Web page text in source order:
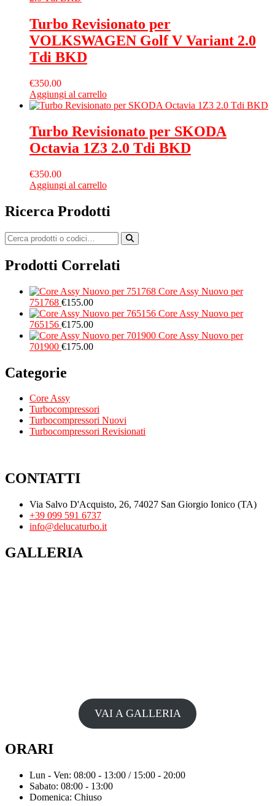
Turbo Revisionato per
VOLKSWAGEN Golf V Variant 2.0
Tdi BKD
€350.00
Aggiungi al carrello
Turbo Revisionato per SKODA
Octavia 1Z3 2.0 Tdi BKD
€350.00
Aggiungi al carrello
Ricerca Prodotti
Prodotti Correlati
Core Assy Nuovo per
751768 €155.00
Core Assy Nuovo per
765156 €175.00
Core Assy Nuovo per
701900 €175.00
Categorie
Core Assy
Turbocompressori
Turbocompressori Nuovi
Turbocompressori Revisionati
CONTATTI
Via Salvo D'Acquisto, 26, 74027 San Giorgio Ionico (TA)
+39 099 591 6737
info@delucaturbo.it
GALLERIA
VAI A GALLERIA
ORARI
Lun - Ven: 08:00 - 13:00 / 15:00 - 20:00
Sabato: 08:00 - 13:00
Domenica: Chiuso